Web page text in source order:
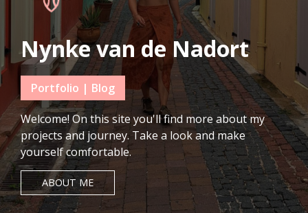
Nynke van de Nadort
Portfolio | Blog
Welcome! On this site you'll find more about my
projects and journey. Take a look and make
yourself comfortable.
ABOUT ME